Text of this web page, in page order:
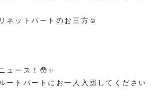
ネットパートのお三方☺️
ュース！😳✨
ートパートにお一人入団してください